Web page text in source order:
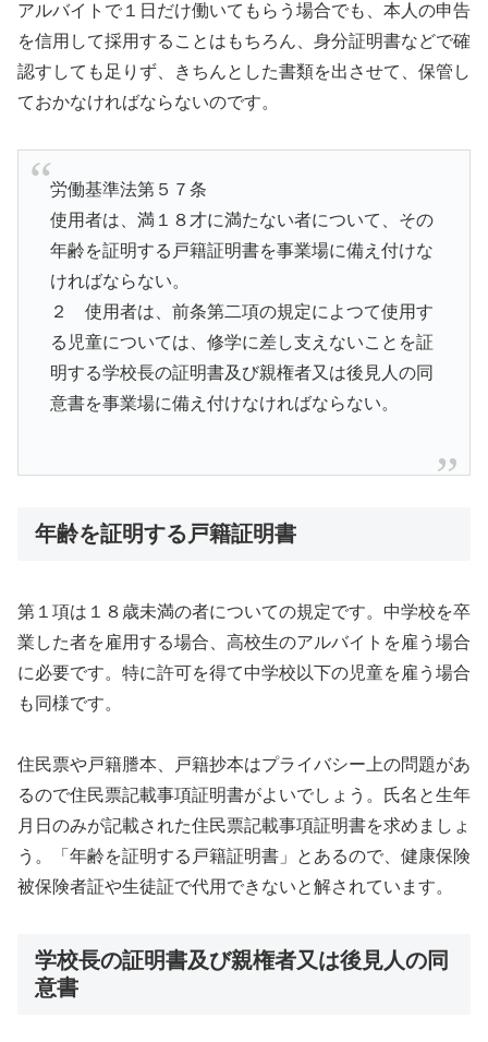
アルバイトで１日だけ働いてもらう場合でも、本人の申告
を信用して採用することはもちろん、身分証明書などで確
認すしても足りず、きちんとした書類を出させて、保管し
ておかなければならないのです。
労働基準法第５７条
使用者は、満１８才に満たない者について、その
年齢を証明する戸籍証明書を事業場に備え付けな
ければならない。
２ 使用者は、前条第二項の規定によつて使用す
る児童については、修学に差し支えないことを証
明する学校長の証明書及び親権者又は後見人の同
意書を事業場に備え付けなければならない。
年齢を証明する戸籍証明書
第１項は１８歳未満の者についての規定です。中学校を卒
業した者を雇用する場合、高校生のアルバイトを雇う場合
に必要です。特に許可を得て中学校以下の児童を雇う場合
も同様です。
住民票や戸籍謄本、戸籍抄本はプライバシー上の問題があ
るので住民票記載事項証明書がよいでしょう。氏名と生年
月日のみが記載された住民票記載事項証明書を求めましょ
う。「年齢を証明する戸籍証明書」とあるので、健康保険
被保険者証や生徒証で代用できないと解されています。
学校長の証明書及び親権者又は後見人の同
意書